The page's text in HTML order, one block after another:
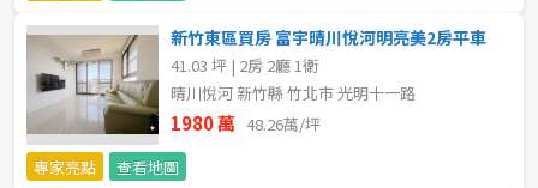
嘉義縣
台南市
高雄市
40~50 坪
60~70 坪 70~80 坪
80坪以上
新竹東區買房 富宇晴川悅河明亮美2房平車
41.03 坪 | 2房 2廳 1衛
晴川悅河 新竹縣 竹北市 光明十一路
1980 萬 48.26萬/坪
專家亮點
查看地圖